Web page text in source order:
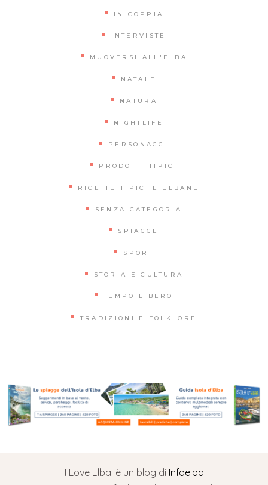
IN COPPIA
INTERVISTE
MUOVERSI ALL'ELBA
NATALE
NATURA
NIGHTLIFE
PERSONAGGI
PRODOTTI TIPICI
RICETTE TIPICHE ELBANE
SENZA CATEGORIA
SPIAGGE
SPORT
STORIA E CULTURA
TEMPO LIBERO
TRADIZIONI E FOLKLORE
I Love Elba! è un blog di Infoelba